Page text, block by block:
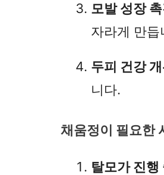
모발 성장
자라게 만듭
두피 건강
니다.
채움정이 필요한
탈모가 진행